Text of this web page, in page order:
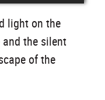
light on the
the silent
of the